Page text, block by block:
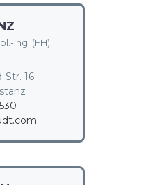
Ing. (FH)
Str. 16